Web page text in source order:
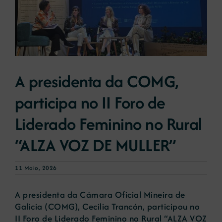
Novas
Contacto
A presidenta da COMG,
participa no II Foro de
Liderado Feminino no Rural
“ALZA VOZ DE MULLER”
11 Maio, 2026
A presidenta da Cámara Oficial Mineira de
Galicia (COMG), Cecilia Trancón, participou no
II Foro de Liderado Feminino no Rural “ALZA VOZ